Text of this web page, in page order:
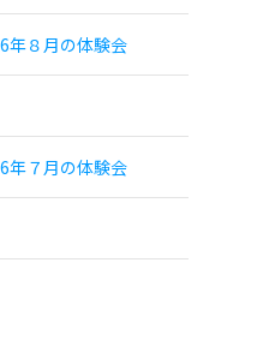
年８月の体験会
年７月の体験会